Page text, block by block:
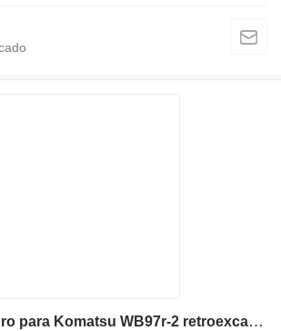
Camisa de cilindro para Komatsu WB97r-2 retroexcavadora